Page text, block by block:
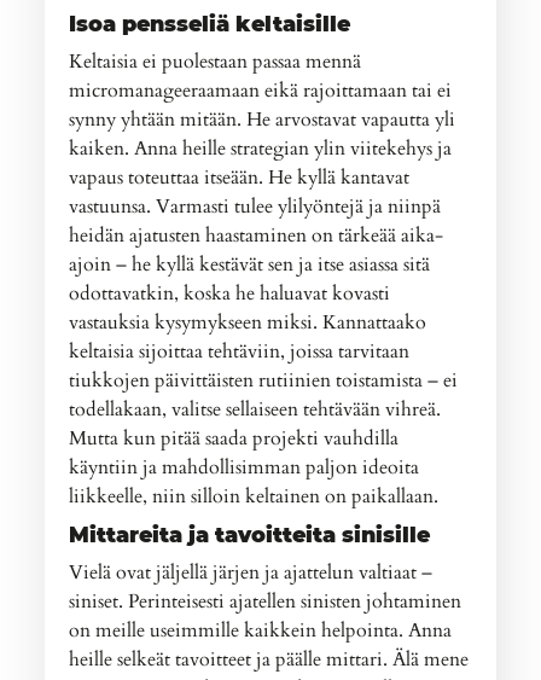
Isoa pensseliä keltaisille
Keltaisia ei puolestaan passaa mennä
micromanageeraamaan eikä rajoittamaan tai ei
synny yhtään mitään. He arvostavat vapautta yli
kaiken. Anna heille strategian ylin viitekehys ja
vapaus toteuttaa itseään. He kyllä kantavat
vastuunsa. Varmasti tulee ylilyöntejä ja niinpä
heidän ajatusten haastaminen on tärkeää aika-
ajoin – he kyllä kestävät sen ja itse asiassa sitä
odottavatkin, koska he haluavat kovasti
vastauksia kysymykseen miksi. Kannattaako
keltaisia sijoittaa tehtäviin, joissa tarvitaan
tiukkojen päivittäisten rutiinien toistamista – ei
todellakaan, valitse sellaiseen tehtävään vihreä.
Mutta kun pitää saada projekti vauhdilla
käyntiin ja mahdollisimman paljon ideoita
liikkeelle, niin silloin keltainen on paikallaan.
Mittareita ja tavoitteita sinisille
Vielä ovat jäljellä järjen ja ajattelun valtiaat –
siniset. Perinteisesti ajatellen sinisten johtaminen
on meille useimmille kaikkein helpointa. Anna
heille selkeät tavoitteet ja päälle mittari. Älä mene